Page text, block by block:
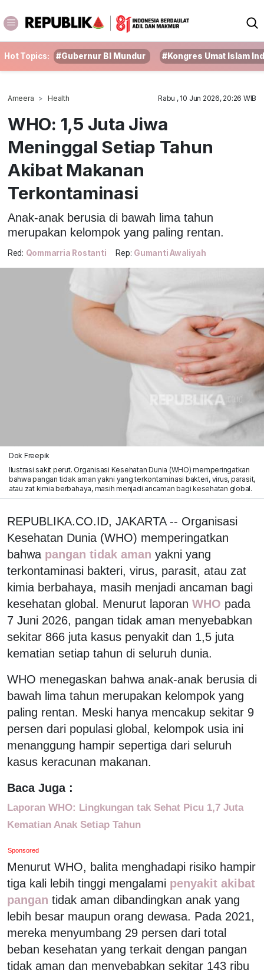
Hot Topics: #Gubernur BI Mundur #Kongres Umat Islam
Ameera Health Rabu , 10 Jun 2026, 20:26 WIB
WHO: 1,5 Juta Jiwa
Meninggal Setiap Tahun
Akibat Makanan
Terkontaminasi
Anak-anak berusia di bawah lima tahun
merupakan kelompok yang paling rentan.
Red: Qommarria Rostanti Rep: Gumanti Awaliyah
Dok Freepik
Ilustrasi sakit perut. Organisasi Kesehatan Dunia (WHO) memperingatkan
bahwa pangan tidak aman yakni yang terkontaminasi bakteri, virus, parasit,
atau zat kimia berbahaya, masih menjadi ancaman bagi kesehatan global.
REPUBLIKA.CO.ID, JAKARTA -- Organisasi
Kesehatan Dunia (WHO) memperingatkan
bahwa pangan tidak aman yakni yang
terkontaminasi bakteri, virus, parasit, atau zat
kimia berbahaya, masih menjadi ancaman bagi
kesehatan global. Menurut laporan WHO pada
7 Juni 2026, pangan tidak aman menyebabkan
sekitar 866 juta kasus penyakit dan 1,5 juta
kematian setiap tahun di seluruh dunia.
WHO menegaskan bahwa anak-anak berusia di
bawah lima tahun merupakan kelompok yang
paling rentan. Meski hanya mencakup sekitar 9
persen dari populasi global, kelompok usia ini
menanggung hampir sepertiga dari seluruh
kasus keracunan makanan.
Baca Juga :
Laporan WHO: Lingkungan tak Sehat Picu 1,7 Juta
Kematian Anak Setiap Tahun
Sponsored
Menurut WHO, balita menghadapi risiko hampir
tiga kali lebih tinggi mengalami penyakit akibat
pangan tidak aman dibandingkan anak yang
lebih besar maupun orang dewasa. Pada 2021,
mereka menyumbang 29 persen dari total
beban kesehatan yang terkait dengan pangan
tidak aman dan menyebabkan sekitar 143 ribu